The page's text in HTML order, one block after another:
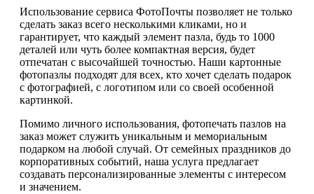
Использование сервиса ФотоПочты позволяет не только
сделать заказ всего несколькими кликами, но и
гарантирует, что каждый элемент пазла, будь то 1000
деталей или чуть более компактная версия, будет
отпечатан с высочайшей точностью. Наши картонные
фотопазлы подходят для всех, кто хочет сделать подарок
с фотографией, с логотипом или со своей особенной
картинкой.
Помимо личного использования, фотопечать пазлов на
заказ может служить уникальным и мемориальным
подарком на любой случай. От семейных праздников до
корпоративных событий, наша услуга предлагает
создавать персонализированные элементы с интересом
и значением.